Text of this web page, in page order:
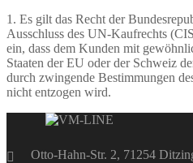
1. Es gilt das Recht der
Ausschluss des UN-Kaufrechts
ein, dass dem Kunden mit
Staaten der EU oder der Schweiz
durch zwingende Bestimmungen
nicht entzogen wird.
Otto-Hahn-Str. 2, 71254